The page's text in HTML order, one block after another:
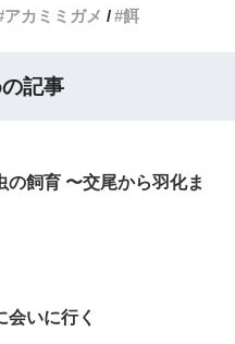
アカミミガメ 餌
記事
の飼育 〜交尾から羽化ま
会いに行く